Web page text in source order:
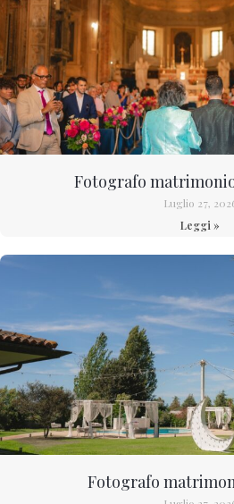
Fotografo
Luglio 27,
Leggi »
Fotografo